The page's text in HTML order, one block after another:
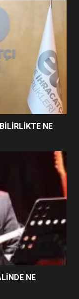
NEYİ
NE
NE